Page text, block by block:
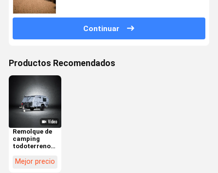
Continuar
Productos Recomendados
Remolque de
camping
todoterreno
NJSTAR
Mejor precio